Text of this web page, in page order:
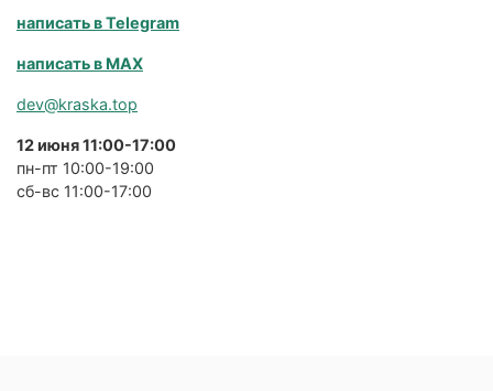
написать в Telegram
написать в MAX
dev@kraska.top
12 июня 11:00-17:00
пн-пт 10:00-19:00
сб-вс 11:00-17:00